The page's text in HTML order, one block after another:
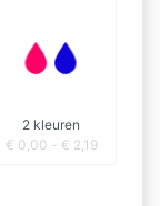
2 kleuren
€ 0,00 - € 2,19